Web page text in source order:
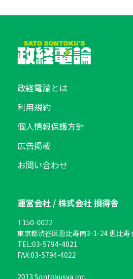
運営会社 / 株式会社 損得舎
T150-0022
東京都渋谷区恵比寿南3-1-24 恵比寿
TEL:03-5794-4021
FAX:03-5794-4022
2013 Sontokusya inc.
政経電論とは
利用規約
個人情報保護方針
広告掲載
お問い合わせ